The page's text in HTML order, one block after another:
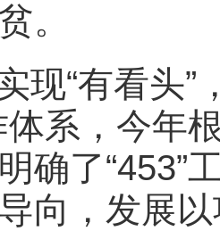
。
现“有看头
体系，今年
确了“453”
向，发展